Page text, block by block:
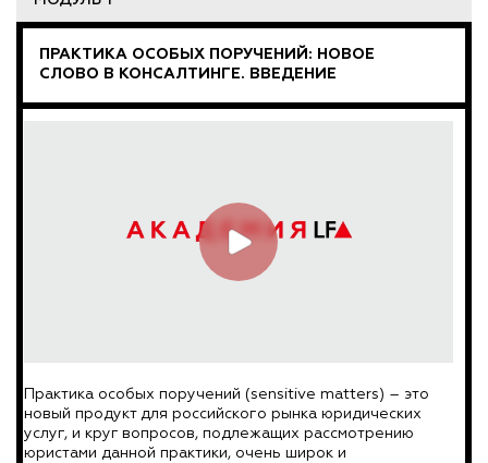
ПРАКТИКА ОСОБЫХ ПОРУЧЕНИЙ: НОВОЕ
СЛОВО В КОНСАЛТИНГЕ. ВВЕДЕНИЕ
Практика особых поручений (sensitive matters) – это
новый продукт для российского рынка юридических
услуг, и круг вопросов, подлежащих рассмотрению
юристами данной практики, очень широк и